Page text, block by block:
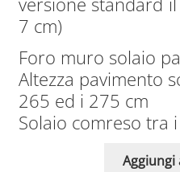
7 cm)
Foro muro solaio
Altezza pavimento
265 ed i 275 cm
Solaio comreso tra
Aggiungi